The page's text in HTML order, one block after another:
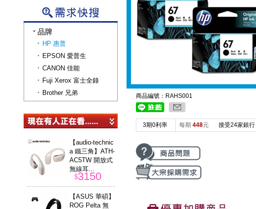
商品編號：RAHS001
3期0利率 每期 448元 接受24家銀行
品牌
HP 惠普
EPSON 愛普生
CANON 佳能
Fuji Xerox 富士全錄
Brother 兄弟
【audio-technic
a 鐵三角】ATH-
AC5TW 開放式
無線耳...
$3150
【ASUS 華碩】
ROG Pelta 無